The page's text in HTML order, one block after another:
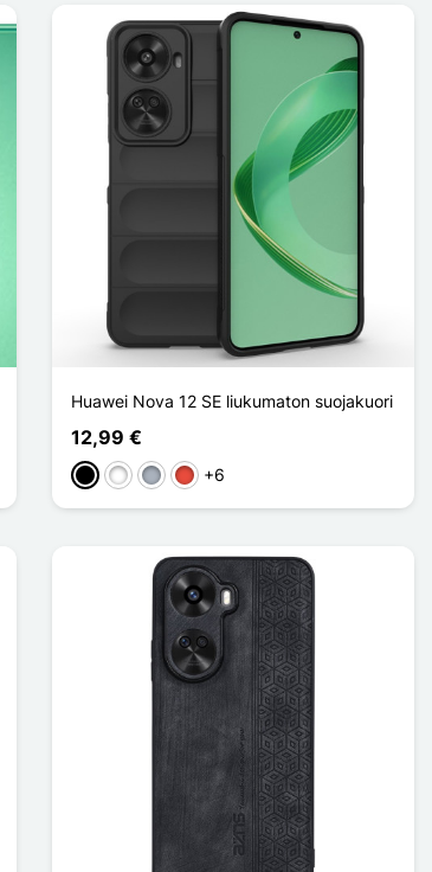
Huawei Nova 12 SE liukumaton suojakuori
12,99 €
MustaValkoinen
HarmaaPunainen
+6